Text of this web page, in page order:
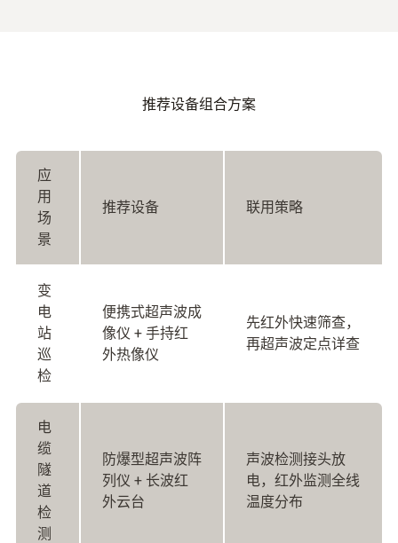
推荐设备组合方案
应
用
场
景
推荐设备 联用策略
变
电
站
巡
检
便携式超声波成
像仪 + 手持红
外热像仪
先红外快速筛查，
再超声波定点详查
电
缆
隧
道
检
测
防爆型超声波阵
列仪 + 长波红
外云台
声波检测接头放
电，红外监测全线
温度分布